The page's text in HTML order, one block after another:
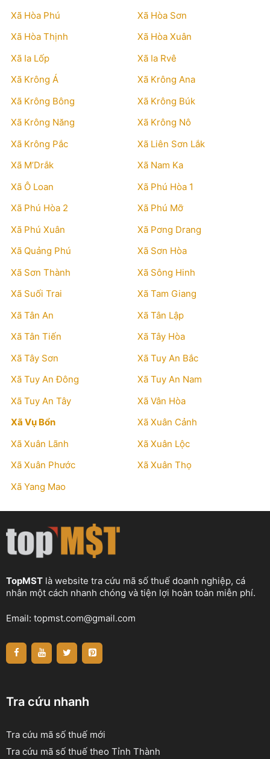
Xã Hòa Phú
Xã Hòa Sơn
Xã Hòa Thịnh
Xã Hòa Xuân
Xã Ia Lốp
Xã Ia Rvê
Xã Krông Á
Xã Krông Ana
Xã Krông Bông
Xã Krông Búk
Xã Krông Năng
Xã Krông Nô
Xã Krông Pắc
Xã Liên Sơn Lắk
Xã M’Drắk
Xã Nam Ka
Xã Ô Loan
Xã Phú Hòa 1
Xã Phú Hòa 2
Xã Phú Mỡ
Xã Phú Xuân
Xã Pơng Drang
Xã Quảng Phú
Xã Sơn Hòa
Xã Sơn Thành
Xã Sông Hinh
Xã Suối Trai
Xã Tam Giang
Xã Tân An
Xã Tân Lập
Xã Tân Tiến
Xã Tây Hòa
Xã Tây Sơn
Xã Tuy An Bắc
Xã Tuy An Đông
Xã Tuy An Nam
Xã Tuy An Tây
Xã Vân Hòa
Xã Vụ Bổn
Xã Xuân Cảnh
Xã Xuân Lãnh
Xã Xuân Lộc
Xã Xuân Phước
Xã Xuân Thọ
Xã Yang Mao
TopMST là website tra cứu mã số thuế doanh nghiệp, cá
nhân một cách nhanh chóng và tiện lợi hoàn toàn miễn phí.
Email: topmst.com@gmail.com
Tra cứu nhanh
Tra cứu mã số thuế mới
Tra cứu mã số thuế theo Tỉnh Thành